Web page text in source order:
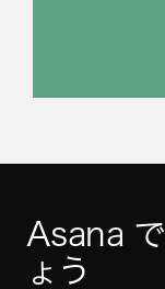
Asana
ょう